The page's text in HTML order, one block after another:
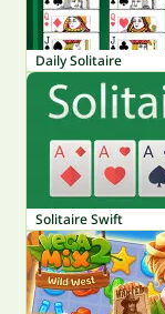
Daily Solitaire
Solitaire Swift